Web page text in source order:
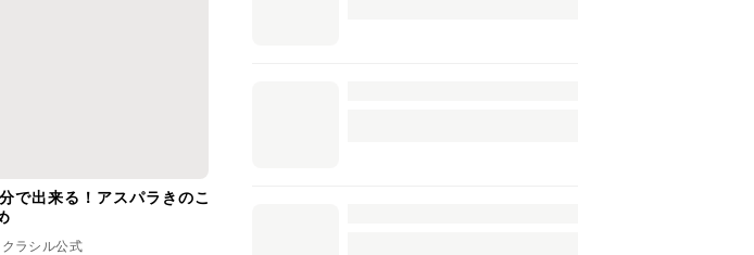
で出来る！アスパラきのこ
クラシル公式